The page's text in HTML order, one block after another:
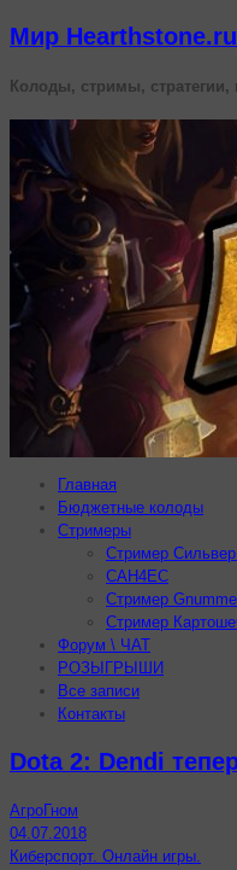
Мир Hearthstone.ru
Колоды, стримы,
Главная
Бюджетные колоды
Стримеры
Стример
CAH4EC
Стример Gnumme
Стример
Форум \ ЧАТ
РОЗЫГРЫШИ
Все записи
Контакты
Dota 2: Dendi
АгроГном
04.07.2018
Киберспорт. Онлайн игры.